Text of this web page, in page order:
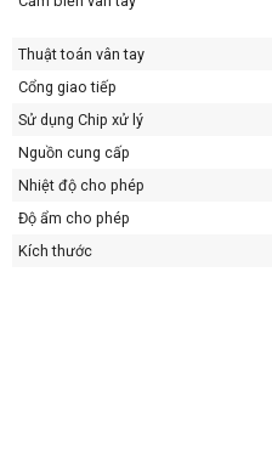
Thuật toán vân tay
Cổng giao tiếp
Sử dụng Chip xử lý
Nguồn cung cấp
Nhiệt độ cho phép
Độ ẩm cho phép
Kích thước